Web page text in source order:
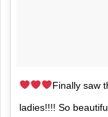
Finally saw
ladies!!!! So